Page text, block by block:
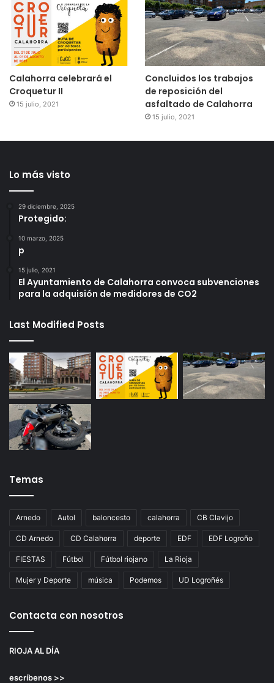
Calahorra celebrará el
Croquetur II
15 julio, 2021
Concluidos los trabajos
de reposición del
asfaltado de Calahorra
15 julio, 2021
Lo más visto
29 diciembre, 2025
Protegido:
10 marzo, 2025
p
15 julio, 2021
El Ayuntamiento de Calahorra convoca subvenciones
para la adquisión de medidores de CO2
Last Modified Posts
Temas
Arnedo Autol baloncesto calahorra CB Clavijo
CD Arnedo CD Calahorra deporte EDF EDF Logroño
FIESTAS Fútbol Fútbol riojano La Rioja
Mujer y Deporte música Podemos UD Logroñés
Contacta con nosotros
RIOJA AL DÍA
escríbenos >>